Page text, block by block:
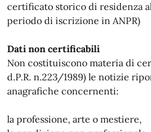
certificato storico di residenza
periodo di iscrizione in ANPR)
Dati non certificabili
Non costituiscono materia di
d.P.R. n.223/1989) le notizie
anagrafiche concernenti:
la professione, arte o mestiere,